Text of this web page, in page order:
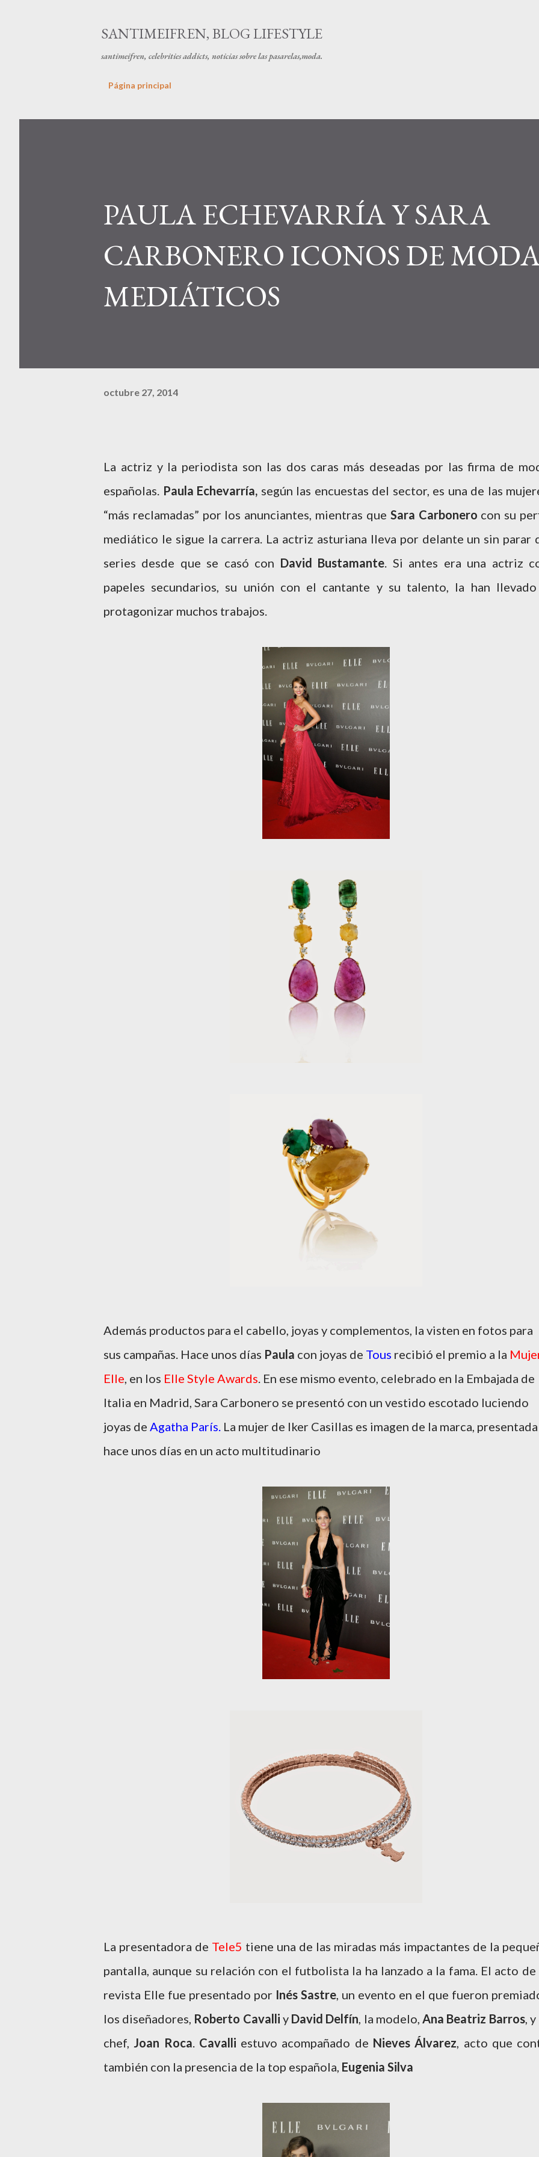
SANTIMEIFREN, BLOG LIFESTYLE
santimeifren, celebrities addicts, noticias sobre las pasarelas,moda.
Página principal
PAULA ECHEVARRÍA Y SARA
CARBONERO ICONOS DE
MEDIÁTICOS
octubre 27, 2014
La actriz y la periodista son las dos caras más deseadas por las firma de
españolas. Paula Echevarría, según las encuestas del sector, es una de las
“más reclamadas” por los anunciantes, mientras que Sara Carbonero con su
mediático le sigue la carrera. La actriz asturiana lleva por delante un sin parar
series desde que se casó con David Bustamante. Si antes era una actriz
papeles secundarios, su unión con el cantante y su talento, la han
protagonizar muchos trabajos.
Además productos para el cabello, joyas y complementos, la visten en fotos para
sus campañas. Hace unos días Paula con joyas de Tous recibió el premio a la
Elle, en los Elle Style Awards. En ese mismo evento, celebrado en la Embajada de
Italia en Madrid, Sara Carbonero se presentó con un vestido escotado luciendo
joyas de Agatha París. La mujer de Iker Casillas es imagen de la marca, presentada
hace unos días en un acto multitudinario
La presentadora de Tele5 tiene una de las miradas más impactantes de la
pantalla, aunque su relación con el futbolista la ha lanzado a la fama. El acto de
revista Elle fue presentado por Inés Sastre , un evento en el que fueron
los diseñadores, Roberto Cavalli y David Delfín , la modelo, Ana Beatriz Barros,
chef, Joan Roca Cavalli estuvo acompañado de Nieves Álvarez , acto que
también con la presencia de la top española, Eugenia Silva